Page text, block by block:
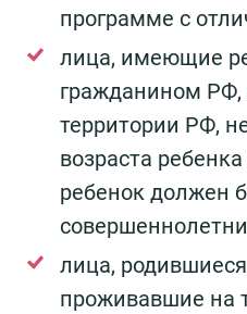
программе с
лица, имеющие
гражданином
территории РФ,
возраста
ребенок должен
лица,
проживавшие на